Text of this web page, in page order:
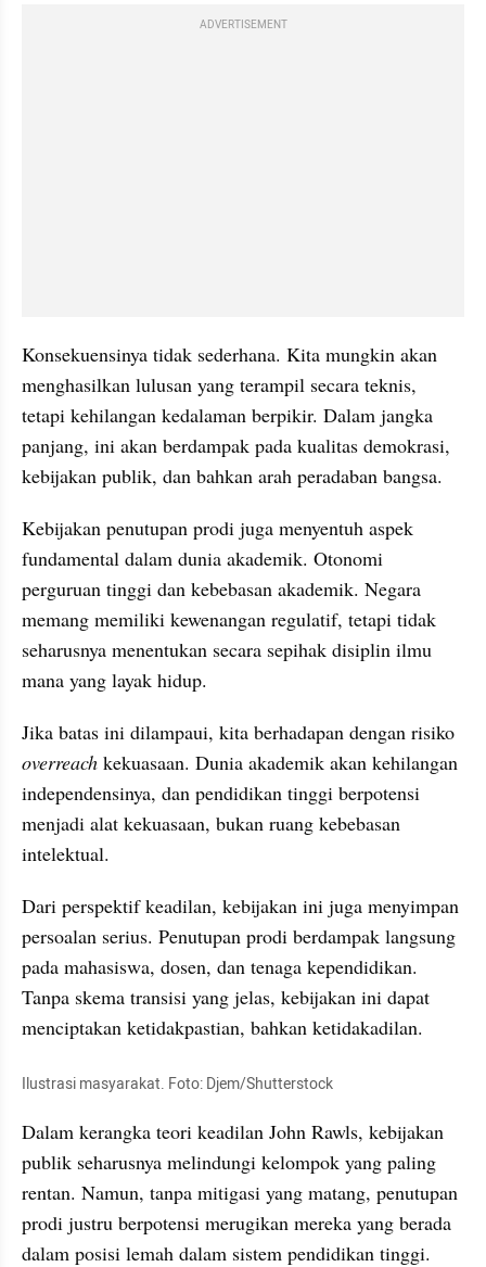
ADVERTISEMENT
Konsekuensinya tidak sederhana. Kita mungkin akan
menghasilkan lulusan yang terampil secara teknis,
tetapi kehilangan kedalaman berpikir. Dalam jangka
panjang, ini akan berdampak pada kualitas demokrasi,
kebijakan publik, dan bahkan arah peradaban bangsa.
Kebijakan penutupan prodi juga menyentuh aspek
fundamental dalam dunia akademik. Otonomi
perguruan tinggi dan kebebasan akademik. Negara
memang memiliki kewenangan regulatif, tetapi tidak
seharusnya menentukan secara sepihak disiplin ilmu
mana yang layak hidup.
overreach kekuasaan. Dunia akademik akan kehilangan
independensinya, dan pendidikan tinggi berpotensi
menjadi alat kekuasaan, bukan ruang kebebasan
intelektual.
Dari perspektif keadilan, kebijakan ini juga menyimpan
persoalan serius. Penutupan prodi berdampak langsung
pada mahasiswa, dosen, dan tenaga kependidikan.
Tanpa skema transisi yang jelas, kebijakan ini dapat
menciptakan ketidakpastian, bahkan ketidakadilan.
Ilustrasi masyarakat. Foto: Djem/Shutterstock
Dalam kerangka teori keadilan John Rawls, kebijakan
publik seharusnya melindungi kelompok yang paling
rentan. Namun, tanpa mitigasi yang matang, penutupan
prodi justru berpotensi merugikan mereka yang berada
dalam posisi lemah dalam sistem pendidikan tinggi.